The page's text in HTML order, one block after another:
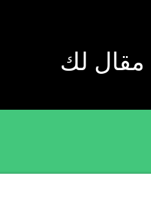
مقال لك